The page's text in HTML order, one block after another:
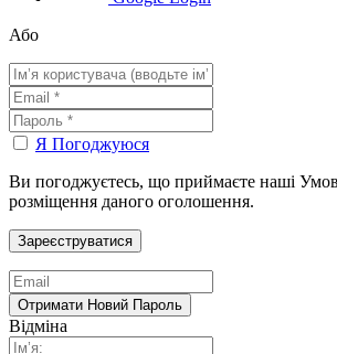
Або
Я Погоджуюся
Ви погоджуєтесь, що приймаєте наші
розміщення даного оголошення.
Відміна